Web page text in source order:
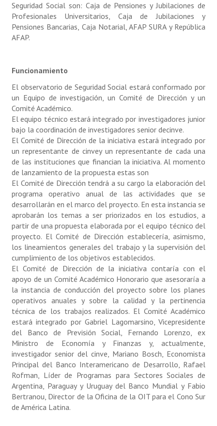
Seguridad Social son: Caja de Pensiones y Jubilaciones de
Profesionales Universitarios, Caja de Jubilaciones y
Pensiones Bancarias, Caja Notarial, AFAP SURA y República
AFAP.
Funcionamiento
El observatorio de Seguridad Social estará conformado por
un Equipo de investigación, un Comité de Dirección y un
Comité Académico.
El equipo técnico estará integrado por investigadores junior
bajo la coordinación de investigadores senior decinve.
El Comité de Dirección de la iniciativa estará integrado por
un representante de cinvey un representante de cada una
de las instituciones que financian la iniciativa. Al momento
de lanzamiento de la propuesta estas son
El Comité de Dirección tendrá a su cargo la elaboración del
programa operativo anual de las actividades que se
desarrollarán en el marco del proyecto. En esta instancia se
aprobarán los temas a ser priorizados en los estudios, a
partir de una propuesta elaborada por el equipo técnico del
proyecto. El Comité de Dirección establecería, asimismo,
los lineamientos generales del trabajo y la supervisión del
cumplimiento de los objetivos establecidos.
El Comité de Dirección de la iniciativa contaría con el
apoyo de un Comité Académico Honorario que asesoraría a
la instancia de conducción del proyecto sobre los planes
operativos anuales y sobre la calidad y la pertinencia
técnica de los trabajos realizados. El Comité Académico
estará integrado por Gabriel Lagomarsino, Vicepresidente
del Banco de Previsión Social, Fernando Lorenzo, ex
Ministro de Economía y Finanzas y, actualmente,
investigador senior del cinve, Mariano Bosch, Economista
Principal del Banco Interamericano de Desarrollo, Rafael
Rofman, Líder de Programas para Sectores Sociales de
Argentina, Paraguay y Uruguay del Banco Mundial y Fabio
Bertranou, Director de la Oficina de la OIT para el Cono Sur
de América Latina.